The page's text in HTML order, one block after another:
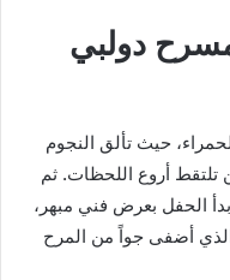
مسرح دولبي
حيث تألق النجوم
تلتقط أروع اللحظات. ثم
الحفل بعرض فني مبهر،
أضفى جواً من المرح